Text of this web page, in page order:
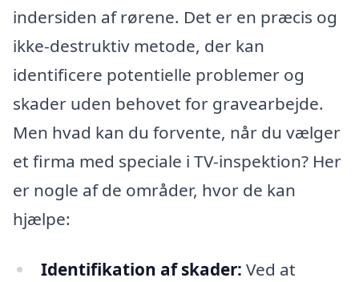
indersiden af rørene. Det er en præcis og
ikke-destruktiv metode, der kan
identificere potentielle problemer og
skader uden behovet for gravearbejde.
Men hvad kan du forvente, når du vælger
et firma med speciale i TV-inspektion? Her
er nogle af de områder, hvor de kan
hjælpe:
Identifikation af skader: Ved at